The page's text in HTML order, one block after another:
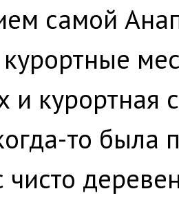
самой
и курортная
то была
чисто